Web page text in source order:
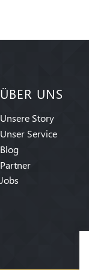
ÜBER UNS
Unsere Story
Unser Service
Blog
Partner
Jobs